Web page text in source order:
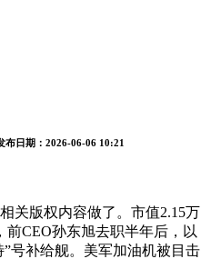
布日期：2026-06-06 10:21
版权内容做了。市值2.15万
CEO孙东旭去职半年后，以
”号补给舰。美军加油机被目击